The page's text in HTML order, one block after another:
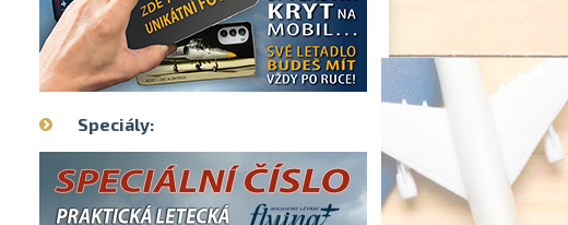
Speciály: